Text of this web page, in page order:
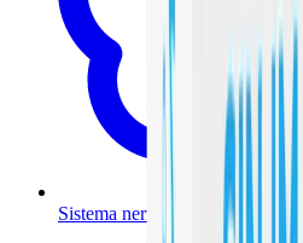
Sistema nervioso